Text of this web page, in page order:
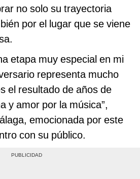
no solo su trayectoria
por el lugar que se viene
etapa muy especial en mi
representa mucho
el resultado de años de
y amor por la música”,
emocionada por este
con su público.